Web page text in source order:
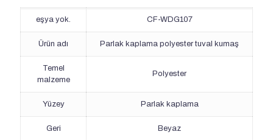
eşya yok. CF-WDG107
Ürün adı Parlak kaplama polyester tuval kumaş
Temel
malzeme
Polyester
Yüzey Parlak kaplama
Geri Beyaz